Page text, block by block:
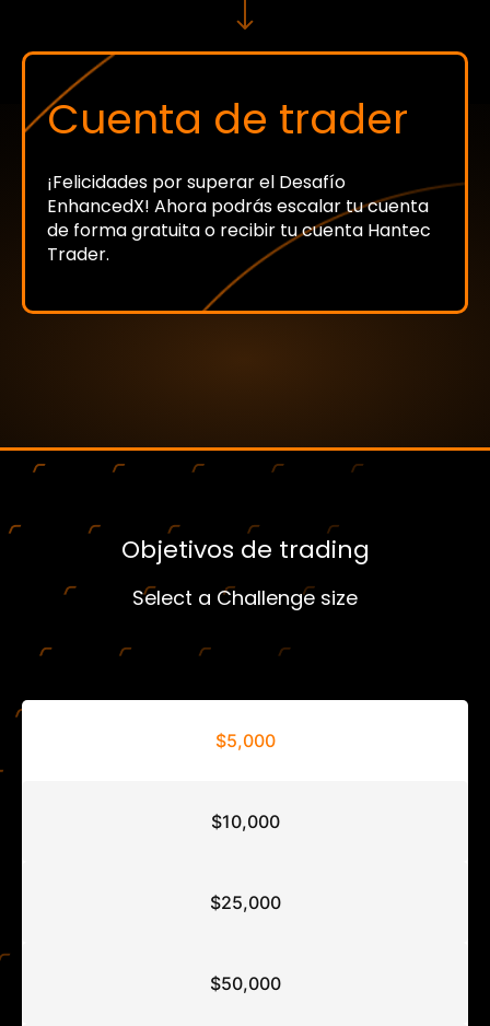
Cuenta de trader
¡Felicidades por superar el Desafío
EnhancedX! Ahora podrás escalar tu cuenta
de forma gratuita o recibir tu cuenta Hantec
Trader.
Objetivos de trading
Select a Challenge size
$5,000
$10,000
$25,000
$50,000